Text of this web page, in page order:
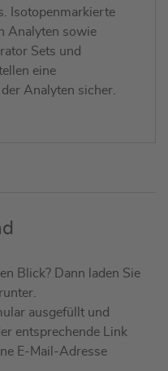
Isotopenmarkierte
Analyten sowie
Sets und
eine
Analyten sicher.
Blick? Dann laden Sie
ausgefüllt und
entsprechende Link
E-Mail-Adresse